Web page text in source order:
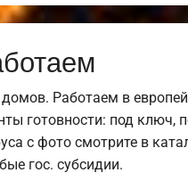
Работаем в
готовности: под ключ,
с фото смотрите в
гос. субсидии.